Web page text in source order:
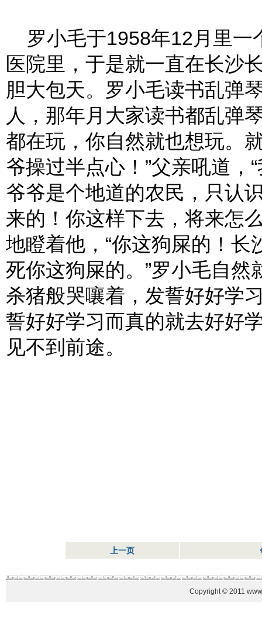
罗小毛于1958年12月里一
医院里，于是就一直在长沙
胆大包天。罗小毛读书乱弹
人，那年月大家读书都乱弹
都在玩，你自然就也想玩。
爷操过半点心！”父亲吼道，
爷爷是个地道的农民，只认
来的！你这样下去，将来怎
地瞪着他，“你这狗屎的！
死你这狗屎的。”罗小毛自
杀猪般哭嚷着，发誓好好学
誓好好学习而真的就去好好
见不到前途。
上一页
Copyright © 2011